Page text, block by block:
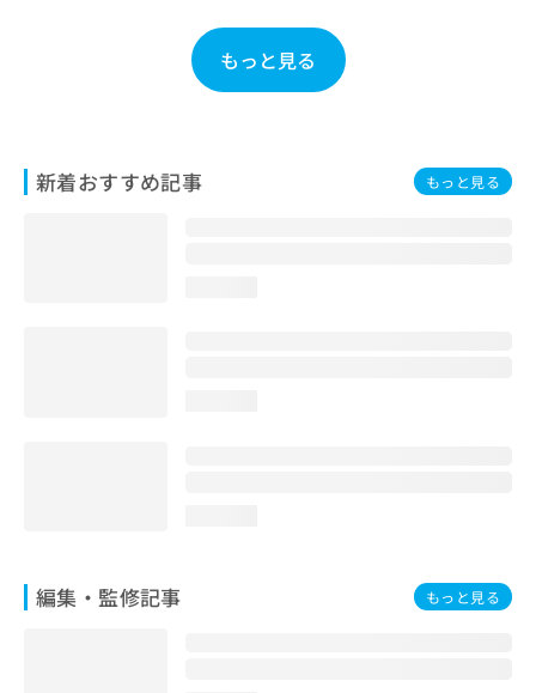
もっと見る
新着おすすめ記事 もっと見る
編集・監修記事 もっと見る
こ